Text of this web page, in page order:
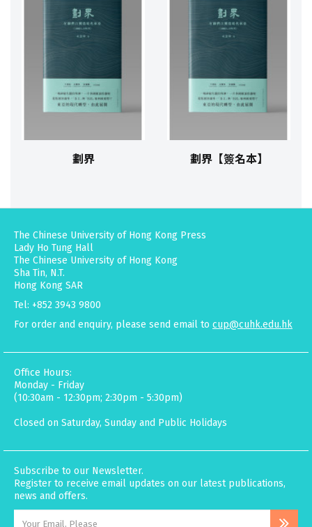
劃界 劃界【簽名本】
The Chinese University of Hong Kong Press
Lady Ho Tung Hall
The Chinese University of Hong Kong
Sha Tin, N.T.
Hong Kong SAR
Tel: +852 3943 9800
For order and enquiry, please send email to cup@cuhk.edu.hk
Office Hours:
Monday - Friday
(10:30am - 12:30pm; 2:30pm - 5:30pm)
Closed on Saturday, Sunday and Public Holidays
Subscribe to our Newsletter.
Register to receive email updates on our latest publications,
news and offers.